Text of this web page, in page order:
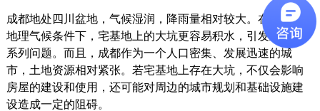
成都地处四川盆地，气候湿润，降雨量相对较大。在这样的
地理气候条件下，宅基地上的大坑更容易积水，引发上述一
系列问题。而且，成都作为一个人口密集、发展迅速的城
市，土地资源相对紧张。若宅基地上存在大坑，不仅会影响
房屋的建设和使用，还可能对周边的城市规划和基础设施建
设造成一定的阻碍。